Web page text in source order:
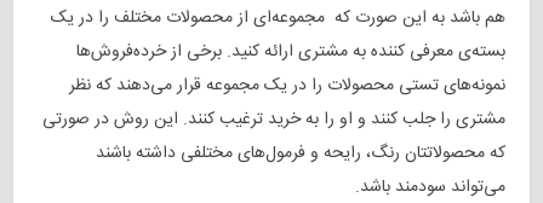
هم باشد به این صورت که مجموعه‌ای از محصولات مختلف را در یک
بسته‌ی معرفی کننده به مشتری ارائه کنید. برخی از خرده‌فروش‌ها
نمونه‌های تستی محصولات را در یک مجموعه قرار می‌دهند که نظر
مشتری را جلب کنند و او را به خرید ترغیب کنند. این روش در صورتی
که محصولاتتان رنگ، رایحه و فرمول‌های مختلفی داشته باشند
می‌تواند سودمند باشد.